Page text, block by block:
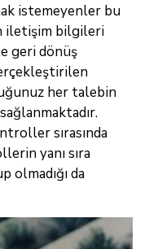
istemeyenler bu
iletişim bilgileri
geri dönüş
her talebin
sırasında
yanı sıra
olmadığı da